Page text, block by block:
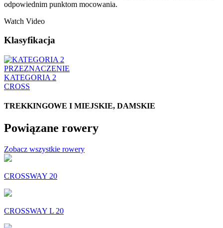
odpowiednim punktom mocowania.
Watch Video
Klasyfikacja
PRZEZNACZENIE
KATEGORIA 2
CROSS
TREKKINGOWE I MIEJSKIE, DAMSKIE
Powiązane rowery
Zobacz wszystkie rowery
CROSSWAY 20
CROSSWAY L 20